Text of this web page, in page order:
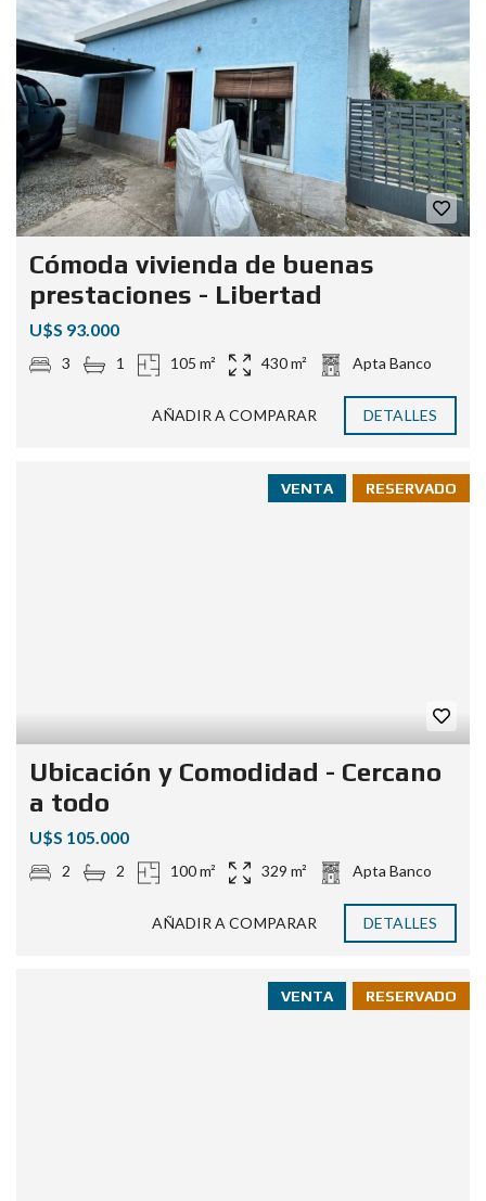
Cómoda vivienda de buenas
prestaciones - Libertad
U$S 93.000
3 1 105 m² 430 m² Apta Banco
AÑADIR A COMPARAR DETALLES
RESERVADO
VENTA
Ubicación y Comodidad - Cercano
a todo
U$S 105.000
2 2 100 m² 329 m² Apta Banco
AÑADIR A COMPARAR DETALLES
RESERVADO
VENTA